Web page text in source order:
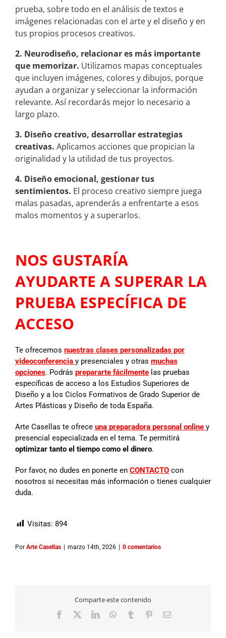
prueba, sobre todo en el análisis de textos e
imágenes relacionadas con el arte y el diseño y en
tus propios procesos creativos.
2. Neurodiseño, relacionar es más importante
que memorizar. Utilizamos mapas conceptuales
que incluyen imágenes, colores y dibujos, porque
ayudan a organizar y seleccionar la información
relevante. Así recordarás mejor lo necesario a
largo plazo.
3. Diseño creativo, desarrollar estrategias
creativas. Aplicamos acciones que propician la
originalidad y la utilidad de tus proyectos.
4. Diseño emocional, gestionar tus
sentimientos. El proceso creativo siempre juega
malas pasadas, aprenderás a enfrentarte a esos
malos momentos y a superarlos.
NOS GUSTARÍA
AYUDARTE A SUPERAR LA
PRUEBA ESPECÍFICA DE
ACCESO
Te ofrecemos nuestras clases personalizadas por
videoconferencia y presenciales y otras muchas
opciones. Podrás prepararte fácilmentelas pruebas
específicas de acceso a los Estudios Superiores de
Diseño y a los Ciclos Formativos de Grado Superior de
Artes Plásticas y Diseño de toda España.
Arte Casellas te ofrece una preparadora personal online y
presencial especializada en el tema. Te permitirá
optimizar tanto el tiempo como el dinero.
Por favor, no dudes en ponerte en CONTACTOcon
nosotros si necesitas más información o tienes cualquier
duda.
Visitas: 894
Por Arte Casellas marzo 14th, 2026 0 comentarios
Comparte este contenido
Facebook LinkedInWhatsApp
TumblrPinterestCorreo